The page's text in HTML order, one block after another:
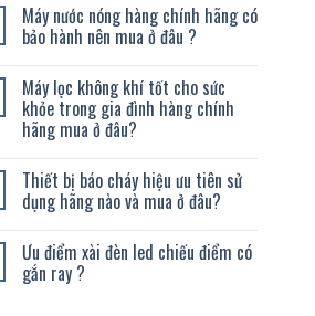
Máy nước nóng hàng chính hãng có
bảo hành nên mua ở đâu ?
Máy lọc không khí tốt cho sức
khỏe trong gia đình hàng chính
hãng mua ở đâu?
Thiết bị báo cháy hiệu ưu tiên sử
dụng hãng nào và mua ở đâu?
Ưu điểm xài đèn led chiếu điểm có
gắn ray ?